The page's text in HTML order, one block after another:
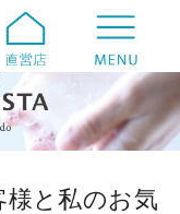
と私のお気